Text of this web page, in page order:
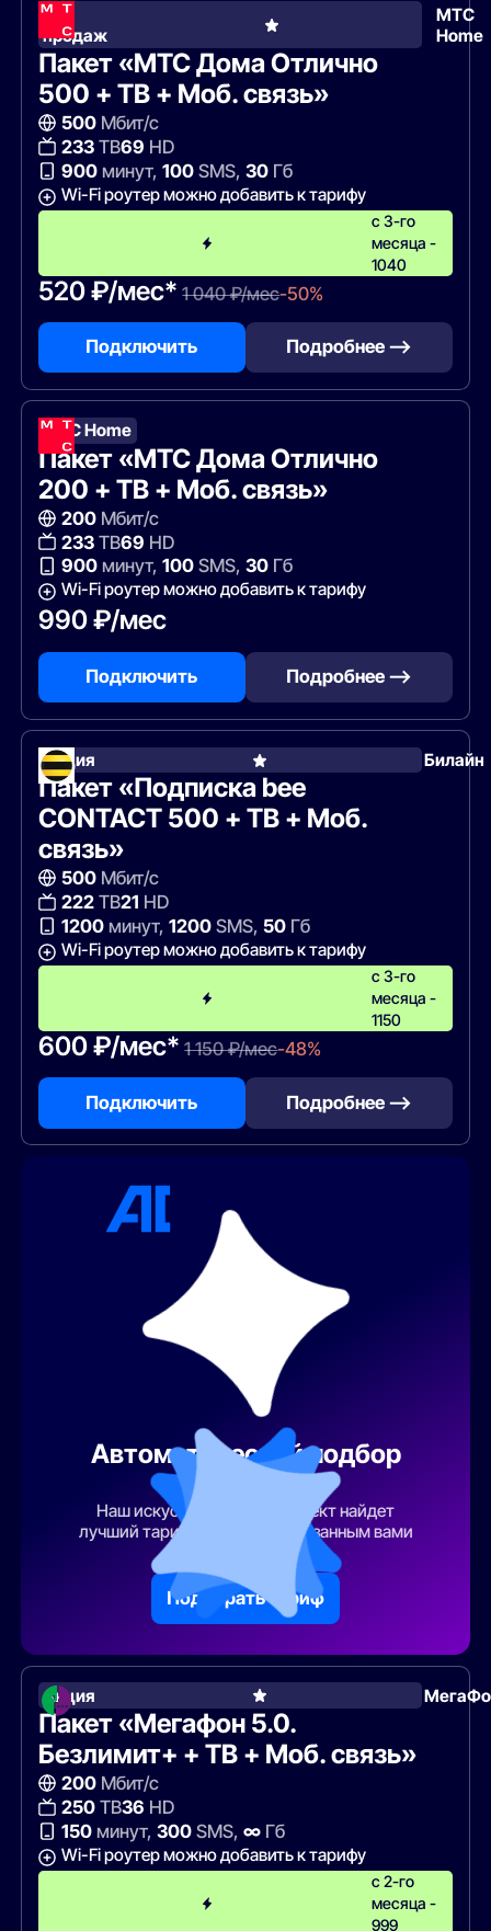
Хит
продаж
МТС
Home
Пакет «МТС Дома Отлично
500 + ТВ + Моб. связь»
500Мбит/с
233ТВ69 HD
900минут, 100SMS, 30Гб
Wi-Fi роутер можно добавить к тарифу
с 3-го
месяца -
1040
520 ₽/мес* 1 040 ₽/мес-50%
Подключить Подробнее —>
МТС Home
Пакет «МТС Дома Отлично
200 + ТВ + Моб. связь»
200Мбит/с
233ТВ69 HD
900минут, 100SMS, 30Гб
Wi-Fi роутер можно добавить к тарифу
990 ₽/мес
Подключить Подробнее —>
Акция Билайн
Пакет «Подписка bee
CONTACT 500 + ТВ + Моб.
связь»
500Мбит/с
222ТВ21 HD
1200минут, 1200SMS, 50Гб
Wi-Fi роутер можно добавить к тарифу
с 3-го
месяца -
1150
600 ₽/мес* 1 150 ₽/мес-48%
Подключить Подробнее —>
Автоматический подбор
Наш искусственный интеллект найдет
лучший тарифный план по указанным вами
Подобрать тариф
Акция
Пакет «Мегафон 5.0.
Безлимит+ + ТВ + Моб. связь»
200Мбит/с
250ТВ36 HD
150минут, 300SMS, ∞Гб
Wi-Fi роутер можно добавить к тарифу
с 2-го
месяца -
999